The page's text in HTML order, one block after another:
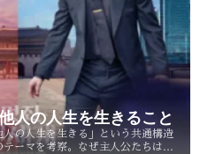
の人生を生きること
の人生を生きる」という共通構造
ーマを考察。なぜ主人公たちは他